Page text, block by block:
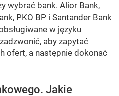
wybrać bank. Alior Bank,
PKO BP i Santander Bank
w języku
aby zapytać
ofert, a następnie dokonać
Jakie